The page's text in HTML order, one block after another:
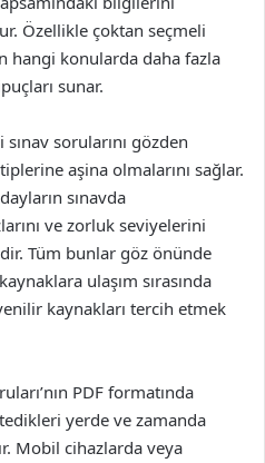
Özellikle çoktan seçmeli
hangi konularda daha fazla
sunar.
sınav sorularını gözden
aşina olmalarını sağlar.
sınavda
ve zorluk seviyelerini
Tüm bunlar göz önünde
ulaşım sırasında
kaynakları tercih etmek
PDF formatında
yerde ve zamanda
Mobil cihazlarda veya